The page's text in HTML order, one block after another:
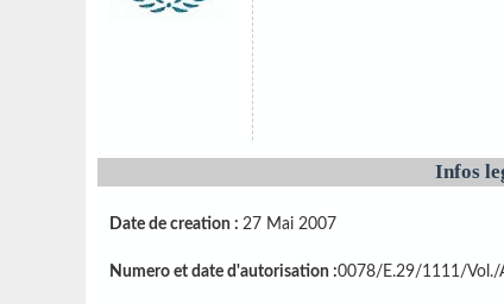
Infos
Date de creation : 27 Mai 2007
Numero et date d'autorisation :0078/E.29/1111/Vol./